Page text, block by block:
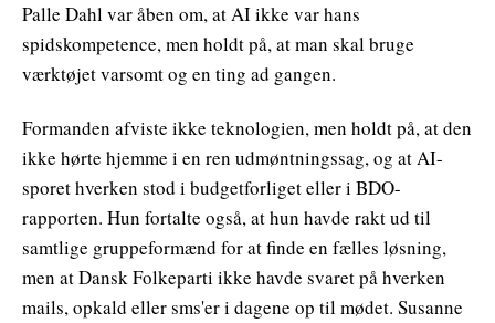
Palle Dahl var åben om, at AI ikke var hans
spidskompetence, men holdt på, at man skal bruge
værktøjet varsomt og en ting ad gangen.
Formanden afviste ikke teknologien, men holdt på, at den
ikke hørte hjemme i en ren udmøntningssag, og at AI-
sporet hverken stod i budgetforliget eller i BDO-
rapporten. Hun fortalte også, at hun havde rakt ud til
samtlige gruppeformænd for at finde en fælles løsning,
men at Dansk Folkeparti ikke havde svaret på hverken
mails, opkald eller sms'er i dagene op til mødet. Susanne